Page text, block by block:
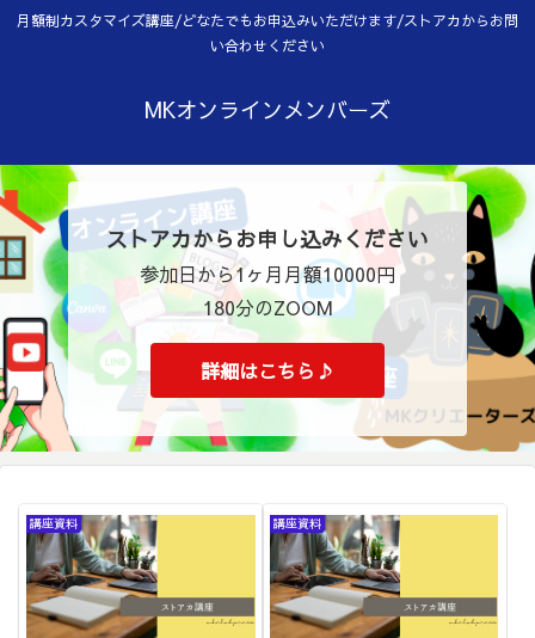
月額制カスタマイズ講座/どなたでもお申込みいただけます/ストアカからお問
い合わせください
MKオンラインメンバーズ
ストアカからお申し込みください
参加日から1ヶ月月額10000円
180分のZOOM
詳細はこちら♪
講座資料 講座資料